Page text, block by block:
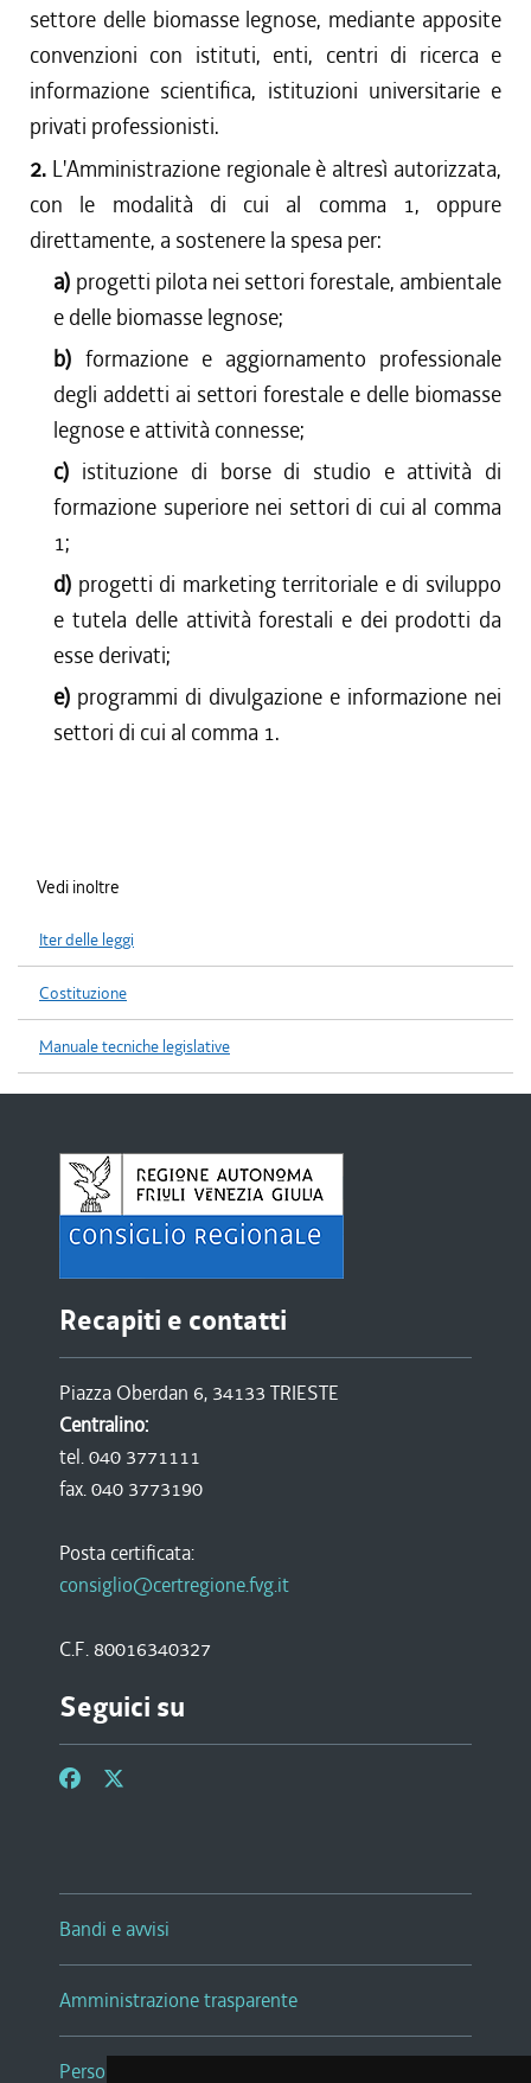
settore delle biomasse legnose, mediante apposite
convenzioni con istituti, enti, centri di ricerca e
informazione scientifica, istituzioni universitarie e
privati professionisti.
2. L'Amministrazione regionale è altresì autorizzata,
con le modalità di cui al comma 1, oppure
direttamente, a sostenere la spesa per:
a) progetti pilota nei settori forestale, ambientale
e delle biomasse legnose;
b) formazione e aggiornamento professionale
degli addetti ai settori forestale e delle biomasse
legnose e attività connesse;
c) istituzione di borse di studio e attività di
formazione superiore nei settori di cui al comma
1;
d) progetti di marketing territoriale e di sviluppo
e tutela delle attività forestali e dei prodotti da
esse derivati;
e) programmi di divulgazione e informazione nei
settori di cui al comma 1.
Vedi inoltre
Iter delle leggi
Costituzione
Manuale tecniche legislative
Recapiti e contatti
Piazza Oberdan 6, 34133 TRIESTE
Centralino:
tel. 040 3771111
fax. 040 3773190
Posta certificata:
consiglio@certregione.fvg.it
C.F. 80016340327
Seguici su
Bandi e avvisi
Amministrazione trasparente
Persone e Uffici